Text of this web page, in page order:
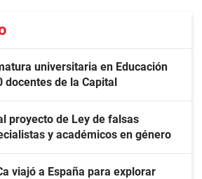
universitaria en Educación
docentes de la Capital
proyecto de Ley de falsas
y académicos en género
viajó a España para explorar